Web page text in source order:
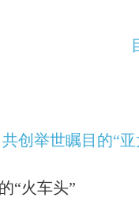
创举世瞩目的“亚
“火车头”